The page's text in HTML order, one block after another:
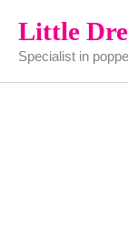
naar
inhoud
Little
Specialist in
tafel
aantal